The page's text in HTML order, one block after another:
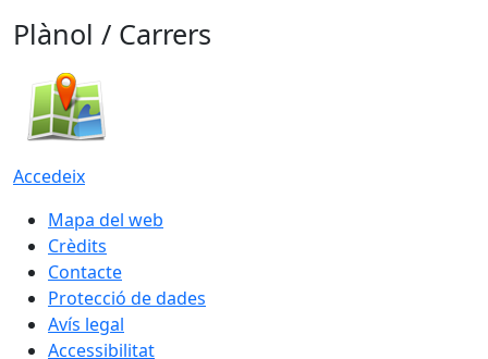
Plànol / Carrers
Accedeix
Mapa del web
Crèdits
Contacte
Protecció de dades
Avís legal
Accessibilitat